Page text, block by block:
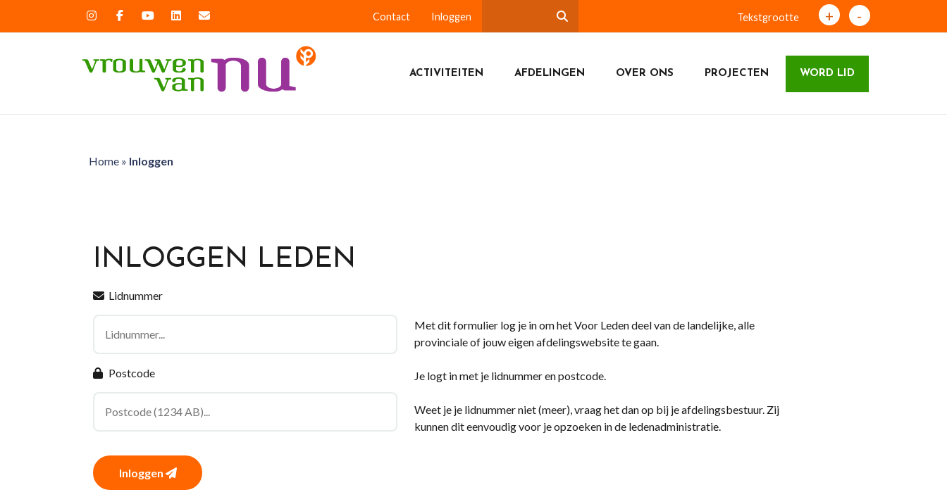
Contact Inloggen Tekstgrootte + -
ACTIVITEITEN AFDELINGEN OVER ONS PROJECTEN WORD LID
Home» Inloggen
INLOGGEN LEDEN
Lidnummer
Postcode
Inloggen
Met dit formulier log je in om het Voor Leden deel van de landelijke, alle
provinciale of jouw eigen afdelingswebsite te gaan.
Je logt in met je lidnummer en postcode.
Weet je je lidnummer niet (meer), vraag het dan op bij je afdelingsbestuur. Zij
kunnen dit eenvoudig voor je opzoeken in de ledenadministratie.